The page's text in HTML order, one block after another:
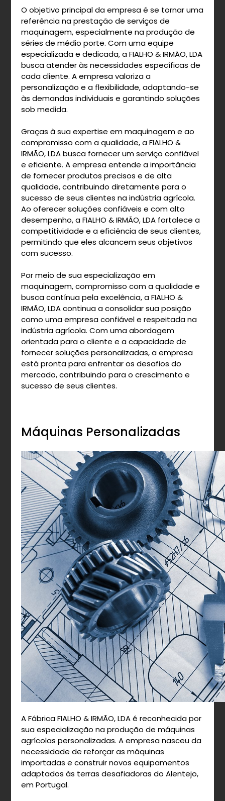
O objetivo principal da empresa é se tornar uma
referência na prestação de serviços de
maquinagem, especialmente na produção de
séries de médio porte. Com uma equipe
especializada e dedicada, a FIALHO & IRMÃO, LDA
busca atender às necessidades específicas de
cada cliente. A empresa valoriza a
personalização e a flexibilidade, adaptando-se
às demandas individuais e garantindo soluções
sob medida.
Graças à sua expertise em maquinagem e ao
compromisso com a qualidade, a FIALHO &
IRMÃO, LDA busca fornecer um serviço confiável
e eficiente. A empresa entende a importância
de fornecer produtos precisos e de alta
qualidade, contribuindo diretamente para o
sucesso de seus clientes na indústria agrícola.
Ao oferecer soluções confiáveis e com alto
desempenho, a FIALHO & IRMÃO, LDA fortalece a
competitividade e a eficiência de seus clientes,
permitindo que eles alcancem seus objetivos
com sucesso.
Por meio de sua especialização em
maquinagem, compromisso com a qualidade e
busca contínua pela excelência, a FIALHO &
IRMÃO, LDA continua a consolidar sua posição
como uma empresa confiável e respeitada na
indústria agrícola. Com uma abordagem
orientada para o cliente e a capacidade de
fornecer soluções personalizadas, a empresa
está pronta para enfrentar os desafios do
mercado, contribuindo para o crescimento e
sucesso de seus clientes.
Máquinas Personalizadas
A Fábrica FIALHO & IRMÃO, LDA é reconhecida por
sua especialização na produção de máquinas
agrícolas personalizadas. A empresa nasceu da
necessidade de reforçar as máquinas
importadas e construir novos equipamentos
adaptados às terras desafiadoras do Alentejo,
em Portugal.